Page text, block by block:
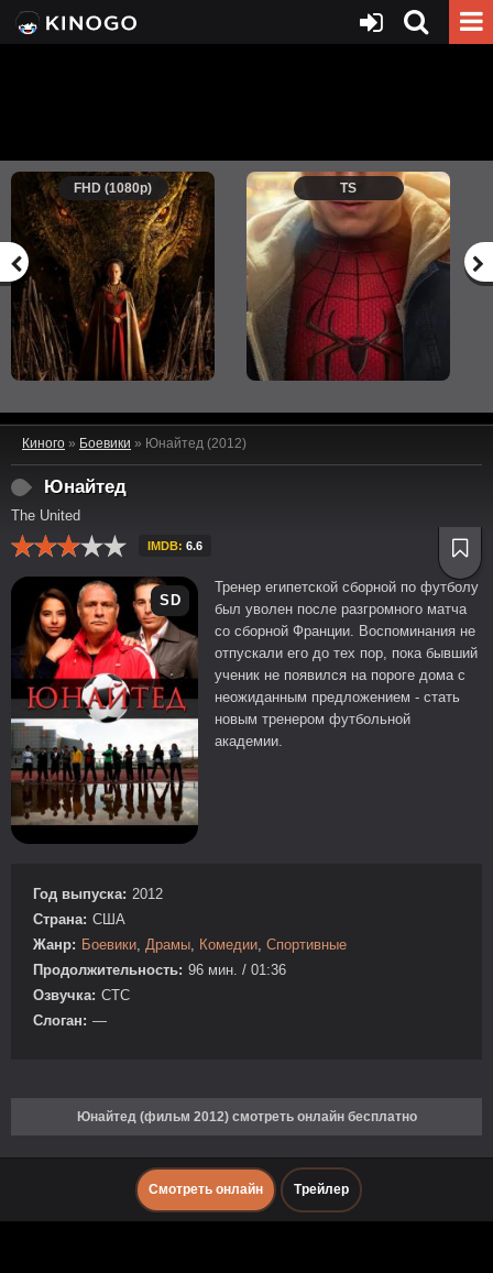
FHD (1080p) TS
Киного » Боевики » Юнайтед (2012)
Юнайтед
The United
IMDB: 6.6
SD
Тренер египетской сборной по футболу
был уволен после разгромного матча
со сборной Франции. Воспоминания не
отпускали его до тех пор, пока бывший
ученик не появился на пороге дома с
неожиданным предложением - стать
новым тренером футбольной
академии.
Год выпуска: 2012
Страна: США
Жанр: Боевики Драмы Комедии Спортивные
Продолжительность: 96 мин. / 01:36
Озвучка: СТС
Слоган: —
Юнайтед (фильм 2012) смотреть онлайн бесплатно
Смотреть онлайн Трейлер